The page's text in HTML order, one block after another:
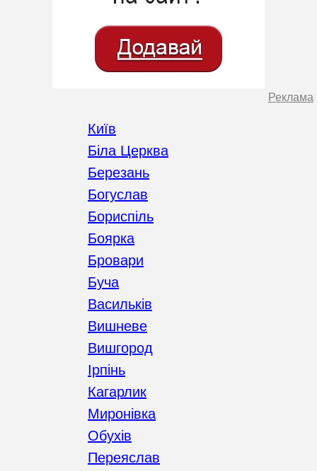
Реклама
Київ
Біла Церква
Березань
Богуслав
Бориспіль
Боярка
Бровари
Буча
Васильків
Вишневе
Вишгород
Ірпінь
Кагарлик
Миронівка
Обухів
Переяслав